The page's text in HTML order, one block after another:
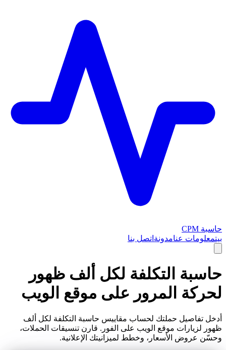
حاسبة CPM
بيتمعلومات عنامدونة اتصل بنا
حاسبة التكلفة لكل ألف ظهور
لحركة المرور على موقع الويب
أدخل تفاصيل حملتك لحساب مقاييس حاسبة التكلفة لكل ألف
ظهور لزيارات موقع الويب على الفور. قارن تنسيقات الحملات،
وحسّن عروض الأسعار، وخطط لميزانيتك الإعلانية.